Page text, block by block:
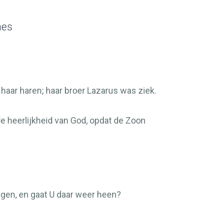
haren; haar broer Lazarus was ziek.
heerlijkheid van God, opdat de Zoon
en gaat U daar weer heen?